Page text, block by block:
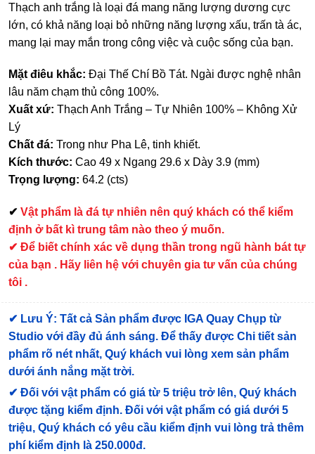
Thạch anh trắng là loại đá mang năng lượng dương cực
lớn, có khả năng loại bỏ những năng lượng xấu, trấn tà ác,
mang lại may mắn trong công việc và cuộc sống của bạn.
Mặt điêu khắc: Đại Thế Chí Bồ Tát. Ngài được nghệ nhân
lâu năm chạm thủ công 100%.
Xuất xứ: Thạch Anh Trắng – Tự Nhiên 100% – Không Xử
Lý
Chất đá: Trong như Pha Lê, tinh khiết.
Kích thước: Cao 49 x Ngang 29.6 x Dày 3.9 (mm)
Trọng lượng: 64.2 (cts)
✔ Vật phẩm là đá tự nhiên nên quý khách có thể kiểm
định ở bất kì trung tâm nào theo ý muốn.
✔ Để biết chính xác về dụng thần trong ngũ hành bát tự
của bạn . Hãy liên hệ với chuyên gia tư vấn của chúng
tôi .
✔ Lưu Ý: Tất cả Sản phẩm được IGA Quay Chụp từ
Studio với đầy đủ ánh sáng. Để thấy được Chi tiết sản
phẩm rõ nét nhất, Quý khách vui lòng xem sản phẩm
dưới ánh nắng mặt trời.
✔ Đối với vật phẩm có giá từ 5 triệu trở lên, Quý khách
được tặng kiểm định. Đối với vật phẩm có giá dưới 5
triệu, Quý khách có yêu cầu kiểm định vui lòng trả thêm
phí kiểm định là 250.000đ.